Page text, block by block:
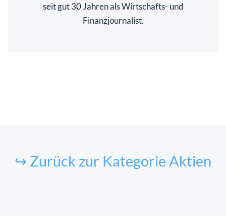
seit gut 30 Jahren als Wirtschafts- und
Finanzjournalist.
↪ Zurück zur Kategorie Aktien